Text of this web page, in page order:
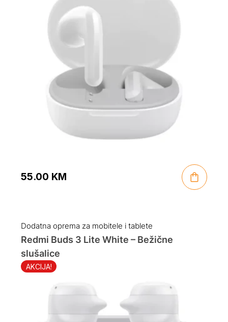
55.00 KM
Dodatna oprema za mobitele i tablete
AKCIJA!
Redmi Buds 3 Lite White – Bežične
slušalice